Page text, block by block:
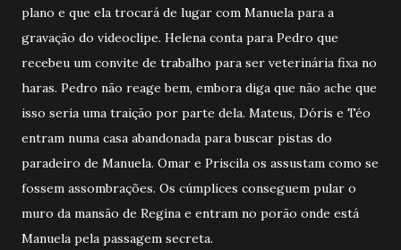
plano e que ela trocará de lugar com Manuela para a
gravação do videoclipe. Helena conta para Pedro que
recebeu um convite de trabalho para ser veterinária fixa no
haras. Pedro não reage bem, embora diga que não ache que
isso seria uma traição por parte dela. Mateus, Dóris e Téo
entram numa casa abandonada para buscar pistas do
paradeiro de Manuela. Omar e Priscila os assustam como se
fossem assombrações. Os cúmplices conseguem pular o
muro da mansão de Regina e entram no porão onde está
Manuela pela passagem secreta.